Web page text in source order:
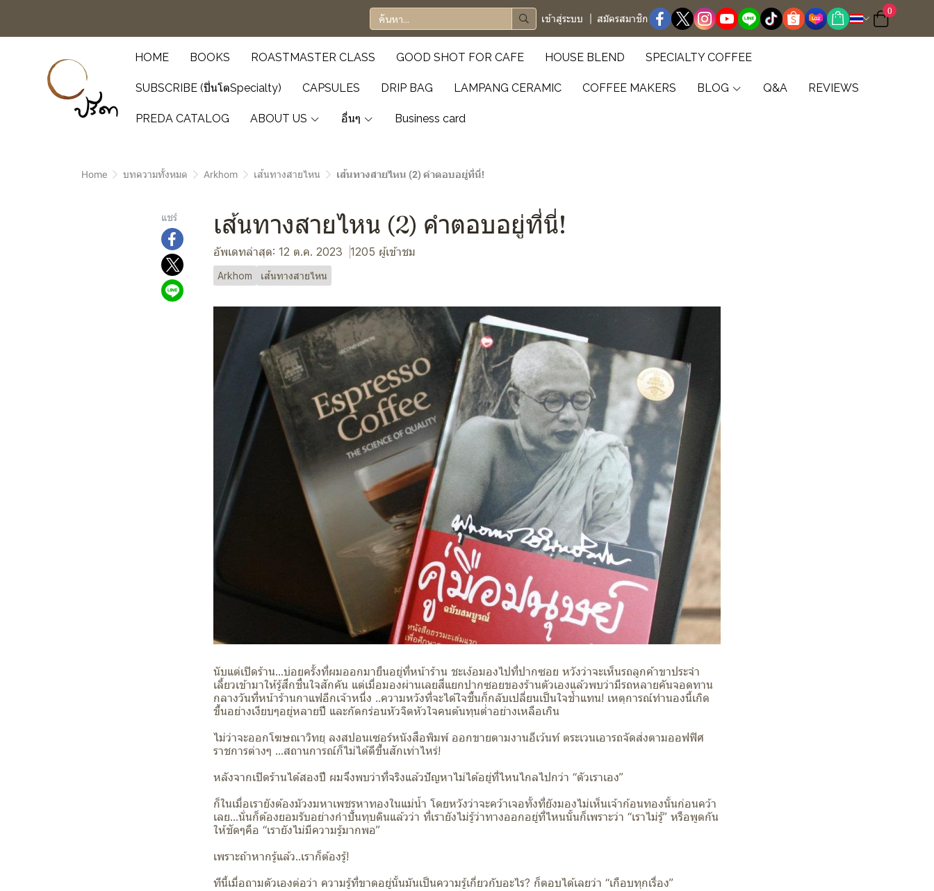
เข้าสู่ระบบ สมัครสมาชิก
0
HOME BOOKS ROASTMASTER CLASS GOOD SHOT FOR CAFE HOUSE BLEND SPECIALTY COFFEE
SUBSCRIBE (ปิ่นโตSpecialty) CAPSULES DRIP BAG LAMPANG CERAMIC COFFEE MAKERS BLOG Q&A REVIEWS
PREDA CATALOG ABOUT US อื่นๆ Business card
Home บทความทั้งหมด Arkhom เส้นทางสายไหน เส้นทางสายไหน (2) คำตอบอยู่ที่นี่!
แชร์ เส้นทางสายไหน (2) คำตอบอยู่ที่นี่!
อัพเดทล่าสุด: 12 ต.ค. 2023 1205 ผู้เข้าชม
Arkhom เส้นทางสายไหน
นับแต่เปิดร้าน...บ่อยครั้งที่ผมออกมายืนอยู่ที่หน้าร้าน ชะเง้อมองไปที่ปากซอย หวังว่าจะเห็นรถลูกค้าขาประจำ
เลี้ยวเข้ามาให้รู้สึกชื่นใจสักคัน แต่เมื่อมองผ่านเลยสี่แยกปากซอยของร้านตัวเองแล้วพบว่ามีรถหลายคันจอดทาน
กลางวันที่หน้าร้านกาแฟอีกเจ้าหนึ่ง ..ความหวังที่จะได้ใจชื้นก็กลับเปลี่ยนเป็นใจช้ำแทน! เหตุการณ์ทำนองนี้เกิด
ขึ้นอย่างเงียบๆอยู่หลายปี และกัดกร่อนหัวจิตหัวใจคนต้นทุนต่ำอย่างเหลือเกิน
ไม่ว่าจะออกโฆษณาวิทยุ ลงสปอนเซอร์หนังสือพิมพ์ ออกขายตามงานอีเว้นท์ ตระเวนเอารถจัดส่งตามออฟฟิศ
ราชการต่างๆ ...สถานการณ์ก็ไม่ได้ดีขึ้นสักเท่าไหร่!
หลังจากเปิดร้านได้สองปี ผมจึงพบว่าที่จริงแล้วปัญหาไม่ได้อยู่ที่ไหนไกลไปกว่า “ตัวเราเอง”
ก็ในเมื่อเรายังต้องมัวงมหาเพชรหาทองในแม่น้ำ โดยหวังว่าจะคว้าเจอทั้งที่ยังมองไม่เห็นเจ้าก้อนทองนั้นก่อนคว้า
เลย...นั่นก็ต้องยอมรับอย่างกำปั้นทุบดินแล้วว่า ที่เรายังไม่รู้ว่าทางออกอยู่ที่ไหนนั้นก็เพราะว่า “เราไม่รู้” หรือพูดกัน
ให้ชัดๆคือ “เรายังไม่มีความรู้มากพอ”
เพราะถ้าหากรู้แล้ว..เราก็ต้องรู้!
ทีนี้เมื่อถามตัวเองต่อว่า ความรู้ที่ขาดอยู่นั้นมันเป็นความรู้เกี่ยวกับอะไร? ก็ตอบได้เลยว่า “เกือบทุกเรื่อง”